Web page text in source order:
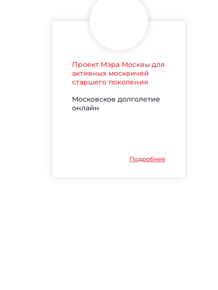
Проект Мэра Москвы для
активных москвичей
старшего поколения
Московское долголетие
онлайн
Подробнее